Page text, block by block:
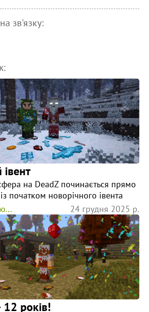
зв'язку:
на DeadZ починається прямо
початком новорічного івента
24 грудня 2025 р.
років!